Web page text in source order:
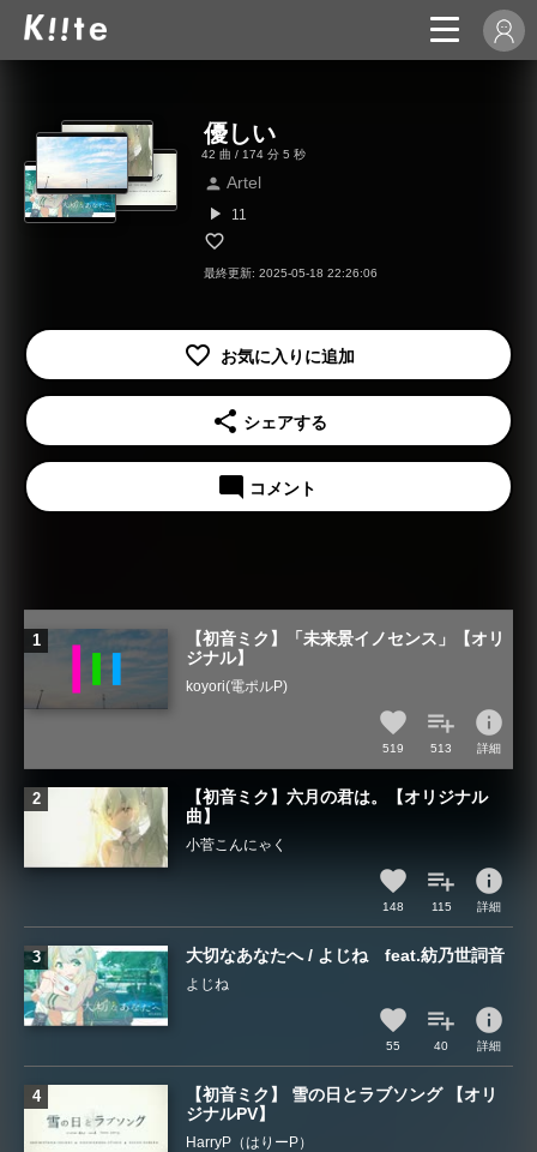
優しい
42 曲 / 174 分 5 秒
person Artel
play_arrow 11
最終更新: 2025-05-18 22:26:06
share シェアする
mode_comment コメント
【初音ミク】「未来景イノセンス」【オリ
ジナル】
koyori(電ポルP)
519 513
info
詳細
【初音ミク】六月の君は。【オリジナル
曲】
小菅こんにゃく
148 115
info
詳細
大切なあなたへ / よじね feat.紡乃世詞音
よじね
55 40
info
詳細
【初音ミク】 雪の日とラブソング 【オリ
ジナルPV】
HarryP（はりーP）